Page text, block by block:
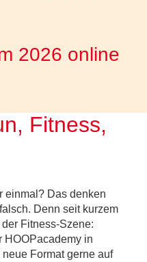
2026 online
Fitness,
einmal? Das denken
Denn seit kurzem
Fitness-Szene:
HOOPacademy in
Format gerne auf